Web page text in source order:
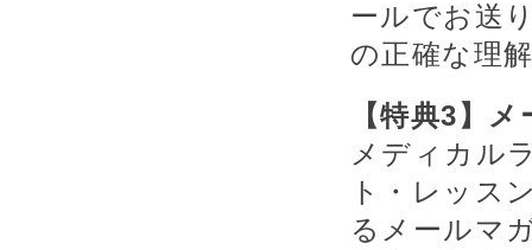
ールでお送
の正確な理
【特典3】
メディカル
ト・レッス
るメールマ